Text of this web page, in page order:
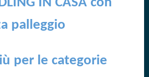
palleggio
per le categorie